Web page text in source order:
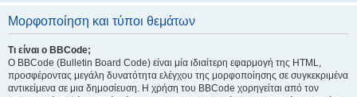
Μορφοποίηση και τύποι θεμάτων
Τι είναι ο BBCode;
Ο BBCode (Bulletin Board Code) είναι μία ιδιαίτερη εφαρμογή της HTML,
προσφέροντας μεγάλη δυνατότητα ελέγχου της μορφοποίησης σε συγκεκριμένα
αντικείμενα σε μια δημοσίευση. Η χρήση του BBCode χορηγείται από τον